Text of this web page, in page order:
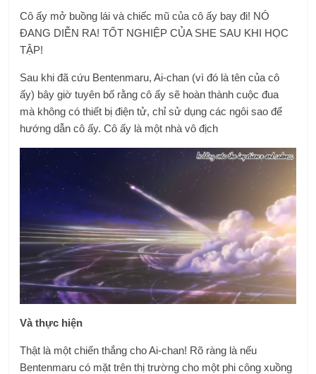
Cô ấy mở buồng lái và chiếc mũ của cô ấy bay đi! NÓ
ĐANG DIỄN RA! TỐT NGHIỆP CỦA SHE SAU KHI HỌC
TẬP!
Sau khi đã cứu Bentenmaru, Ai-chan (vì đó là tên của cô
ấy) bây giờ tuyên bố rằng cô ấy sẽ hoàn thành cuộc đua
mà không có thiết bị điện tử, chỉ sử dụng các ngôi sao để
hướng dẫn cô ấy. Cô ấy là một nhà vô địch
Và thực hiện
Thật là một chiến thắng cho Ai-chan! Rõ ràng là nếu
Bentenmaru có mặt trên thị trường cho một phi công xuồng